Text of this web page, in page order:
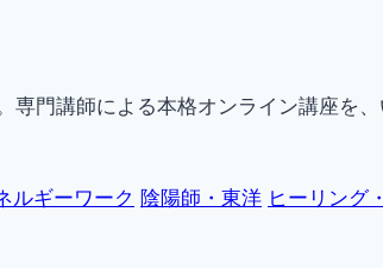
門講師による本格オンライン講座を
ルギーワーク 陰陽師・東洋 ヒーリング